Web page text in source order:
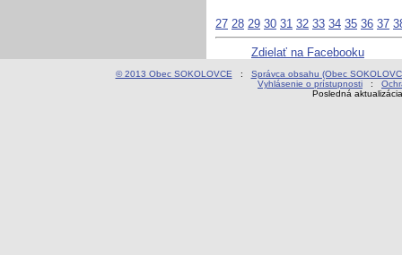
27 28 29 30 31 32 33 34 35 36 37
Zdielať na Facebooku
© 2013 Obec SOKOLOVCE : Správca obsahu (Obec
Vyhlásenie o prístupnosti :
Posledná